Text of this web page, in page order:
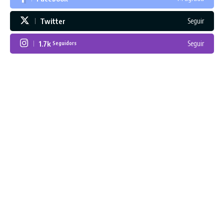
Twitter Seguir
1.7k Seguidors Seguir